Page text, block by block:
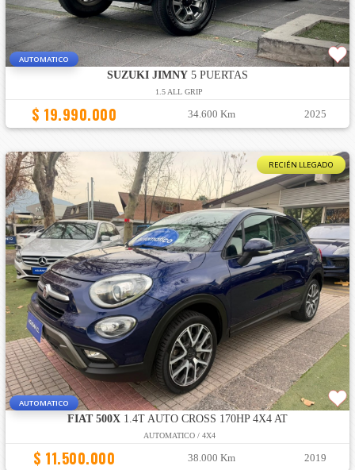
AUTOMATICO
SUZUKI JIMNY5 PUERTAS
1.5 ALL GRIP
$ 19.990.000 34.600 Km 2025
RECIÉN LLEGADO
AUTOMATICO
FIAT 500X1.4T AUTO CROSS 170HP 4X4 AT
AUTOMATICO / 4X4
$ 11.500.000 38.000 Km 2019